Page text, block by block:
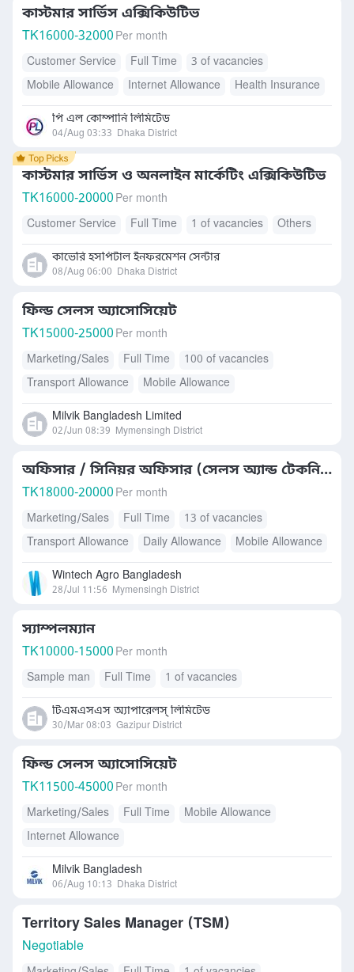
কাস্টমার সার্ভিস এক্সিকিউটিভ
TK16000-32000 Per month
Customer Service
Full Time
3 of vacancies
Mobile Allowance
Internet Allowance
Health Insurance
Transport Allowance
পি এল কোম্পানি লিমিটেড
04/Aug 03:33 Dhaka District
কাস্টমার সার্ভিস ও অনলাইন মার্কেটিং এক্সিকিউটিভ
TK16000-20000 Per month
Customer Service
Full Time 1 of vacancies Others
কাভেরি হসপিটাল ইনফরমেশন সেন্টার
08/Aug 06:00 Dhaka District
ফিল্ড সেলস অ্যাসোসিয়েট
TK15000-25000 Per month
Marketing/Sales
Full Time
100 of vacancies
Transport Allowance
Mobile Allowance
Health Insurance
Others
Milvik Bangladesh Limited
02/Jun 08:39 Mymensingh District
অফিসার / সিনিয়র অফিসার (সেলস অ্যান্ড টেকনিক্যাল স
TK18000-20000 Per month
Marketing/Sales
Full Time
13 of vacancies
Transport Allowance
Daily Allowance
Mobile Allowance
Health Insurance
Others
Wintech Agro Bangladesh
28/Jul 11:56 Mymensingh District
স্যাম্পলম্যান
TK10000-15000 Per month
Sample man
Full Time 1 of vacancies
টিএমএসএস অ্যাপারেলস্ লিমিটেড
30/Mar 08:03 Gazipur District
ফিল্ড সেলস অ্যাসোসিয়েট
TK11500-45000 Per month
Marketing/Sales
Full Time
Mobile Allowance
Internet Allowance
Milvik Bangladesh
06/Aug 10:13 Dhaka District
Territory Sales Manager (TSM)
Negotiable